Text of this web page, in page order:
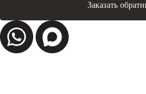
Заказать